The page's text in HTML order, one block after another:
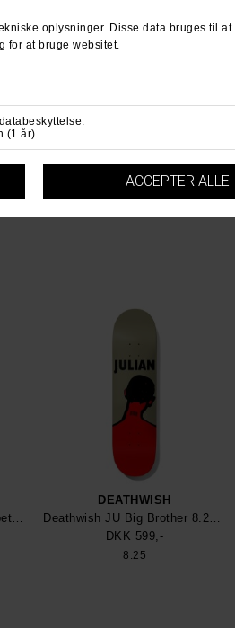
Deathwish PD Chatman Skateboard
Deathwish PO Seven Trumpets 8.125 Skateboard
DEATHWISH
Deathwish JU Big Brother 8.25 Skateboard
DKK 599,-
8.25